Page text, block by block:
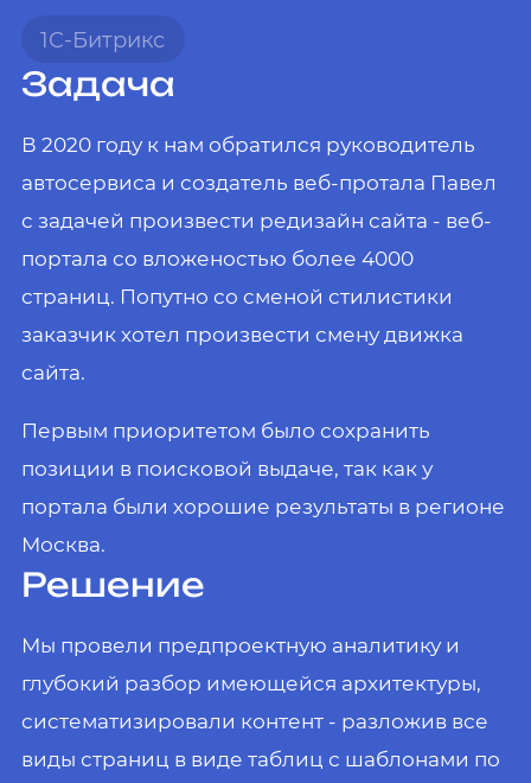
1C-Битрикс
Задача
В 2020 году к нам обратился руководитель
автосервиса и создатель веб-протала Павел
с задачей произвести редизайн сайта - веб-
портала со вложеностью более 4000
страниц. Попутно со сменой стилистики
заказчик хотел произвести смену движка
сайта.
Первым приоритетом было сохранить
позиции в поисковой выдаче, так как у
портала были хорошие результаты в регионе
Москва.
Решение
Мы провели предпроектную аналитику и
глубокий разбор имеющейся архитектуры,
систематизировали контент - разложив все
виды страниц в виде таблиц с шаблонами по